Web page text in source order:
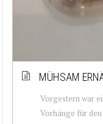
MÜHSAM
Vorgestern war
Vorhänge für